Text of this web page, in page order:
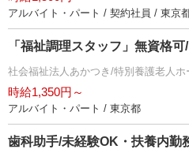
アルバイト・パート / 契約社員 / 東京
「福祉調理スタッフ」無資格
社会福祉法人あかつき/特別養護老人ホ
時給1,350円～
アルバイト・パート / 東京都
歯科助手/未経験OK・扶養内勤